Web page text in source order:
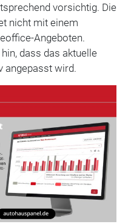
vorsichtig. Die
nicht mit einem
Angeboten.
dass das aktuelle
angepasst wird.